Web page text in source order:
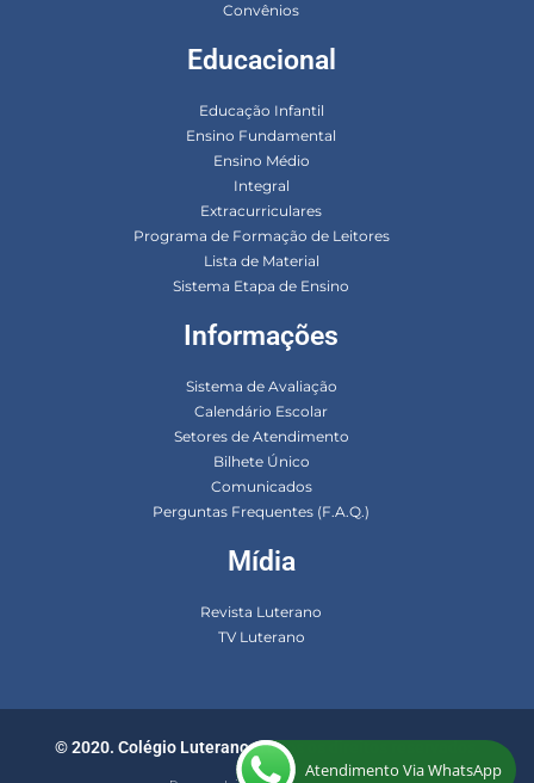
Convênios
Educacional
Educação Infantil
Ensino Fundamental
Ensino Médio
Integral
Extracurriculares
Programa de Formação de Leitores
Lista de Material
Sistema Etapa de Ensino
Informações
Sistema de Avaliação
Calendário Escolar
Setores de Atendimento
Bilhete Único
Comunicados
Perguntas Frequentes (F.A.Q.)
Mídia
Revista Luterano
TV Luterano
© 2020. Colégio Luterano. Todos os direitos reservados.
Atendimento Via WhatsApp